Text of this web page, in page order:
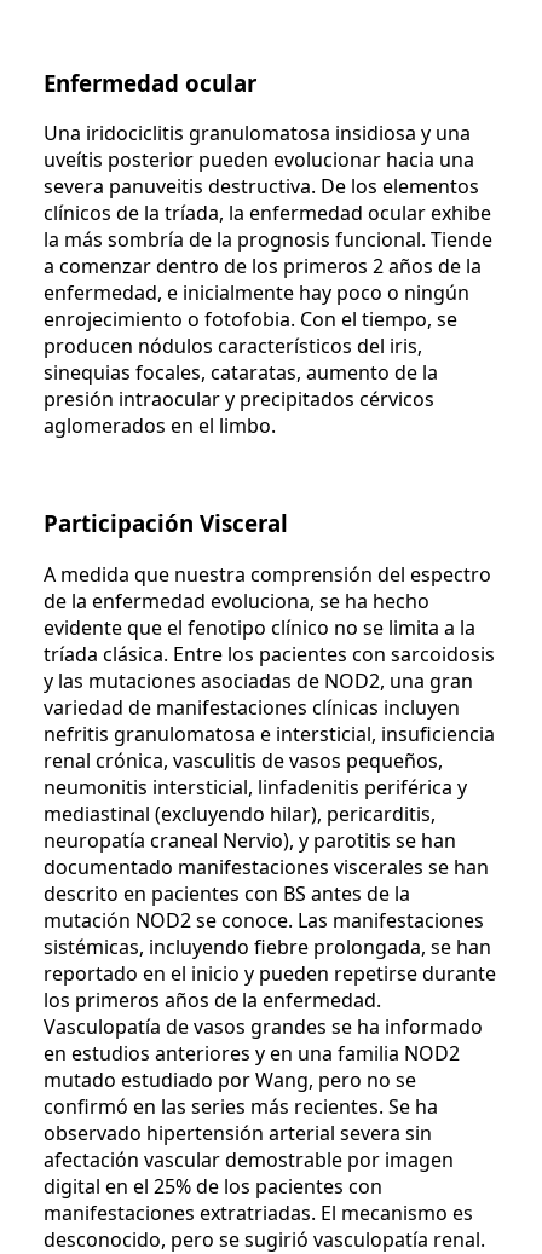
Enfermedad ocular
Una iridociclitis granulomatosa insidiosa y una
uveítis posterior pueden evolucionar hacia una
severa panuveitis destructiva. De los elementos
clínicos de la tríada, la enfermedad ocular exhibe
la más sombría de la prognosis funcional. Tiende
a comenzar dentro de los primeros 2 años de la
enfermedad, e inicialmente hay poco o ningún
enrojecimiento o fotofobia. Con el tiempo, se
producen nódulos característicos del iris,
sinequias focales, cataratas, aumento de la
presión intraocular y precipitados cérvicos
aglomerados en el limbo.
Participación Visceral
A medida que nuestra comprensión del espectro
de la enfermedad evoluciona, se ha hecho
evidente que el fenotipo clínico no se limita a la
tríada clásica. Entre los pacientes con sarcoidosis
y las mutaciones asociadas de NOD2, una gran
variedad de manifestaciones clínicas incluyen
nefritis granulomatosa e intersticial, insuficiencia
renal crónica, vasculitis de vasos pequeños,
neumonitis intersticial, linfadenitis periférica y
mediastinal (excluyendo hilar), pericarditis,
neuropatía craneal Nervio), y parotitis se han
documentado manifestaciones viscerales se han
descrito en pacientes con BS antes de la
mutación NOD2 se conoce. Las manifestaciones
sistémicas, incluyendo fiebre prolongada, se han
reportado en el inicio y pueden repetirse durante
los primeros años de la enfermedad.
Vasculopatía de vasos grandes se ha informado
en estudios anteriores y en una familia NOD2
mutado estudiado por Wang, pero no se
confirmó en las series más recientes. Se ha
observado hipertensión arterial severa sin
afectación vascular demostrable por imagen
digital en el 25% de los pacientes con
manifestaciones extratriadas. El mecanismo es
desconocido, pero se sugirió vasculopatía renal.